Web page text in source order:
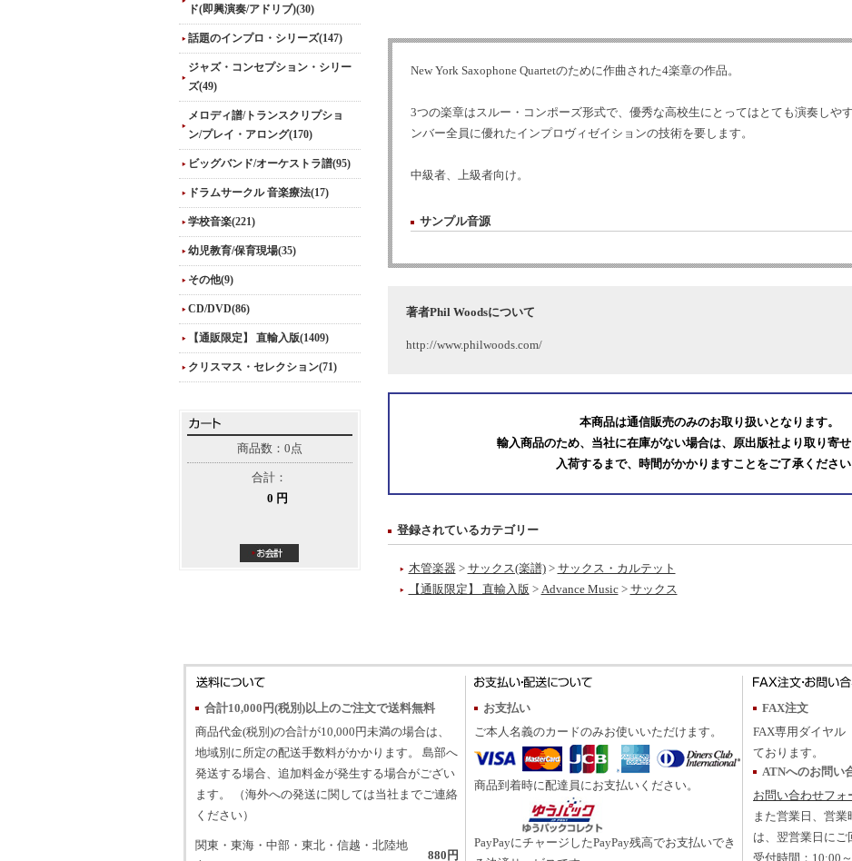
ド(即興演奏/アドリブ)(30)
話題のインプロ・シリーズ(147)
ジャズ・コンセプション・シリー
ズ(49)
メロディ譜/トランスクリプショ
ン/プレイ・アロング(170)
ビッグバンド/オーケストラ譜(95)
ドラムサークル 音楽療法(17)
学校音楽(221)
幼児教育/保育現場(35)
その他(9)
CD/DVD(86)
【通販限定】 直輸入版(1409)
クリスマス・セレクション(71)
商品数：0点
合計：
0 円
New York Saxophone Quartetのために作曲された4楽章の作品。
3つの楽章はスルー・コンポーズ形式で、優秀な高校生にとってはとても演奏しや
ンバー全員に優れたインプロヴィゼイションの技術を要します。
中級者、上級者向け。
サンプル音源
著者Phil Woodsについて
http://www.philwoods.com/
本商品は通信販売のみのお取り扱いとなります。
輸入商品のため、当社に在庫がない場合は、原出版社より取り寄せ
入荷するまで、時間がかかりますことをご了承ください
登録されているカテゴリー
木管楽器 > サックス(楽譜)> サックス・カルテット
【通販限定】 直輸入版 > Advance Music> サックス
合計10,000円(税別)以上のご注文で送料無料
商品代金(税別)の合計が10,000円未満の場合は、
地域別に所定の配送手数料がかかります。 島部へ
発送する場合、追加料金が発生する場合がござい
ます。 （海外への発送に関しては当社までご連絡
ください）
関東・東海・中部・東北・信越・北陸地
880円
お支払い
ご本人名義のカードのみお使いいただけます。
商品到着時に配達員にお支払いください。
PayPayにチャージしたPayPay残高でお支払いでき
FAX注文
FAX専用ダイヤル
ております。
ATNへのお問い
お問い合わせフォ
また営業日、営
は、翌営業日にご
受付時間：10:00